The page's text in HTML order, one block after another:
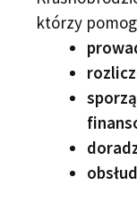
którzy